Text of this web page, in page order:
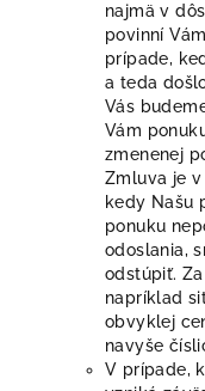
najmä v
povinní
prípade,
a teda
Vás
Vám
zmenenej
Zmluva je
kedy Našu
ponuku
odoslania,
odstúpiť.
napríklad
obvyklej
navyše
V prípade,